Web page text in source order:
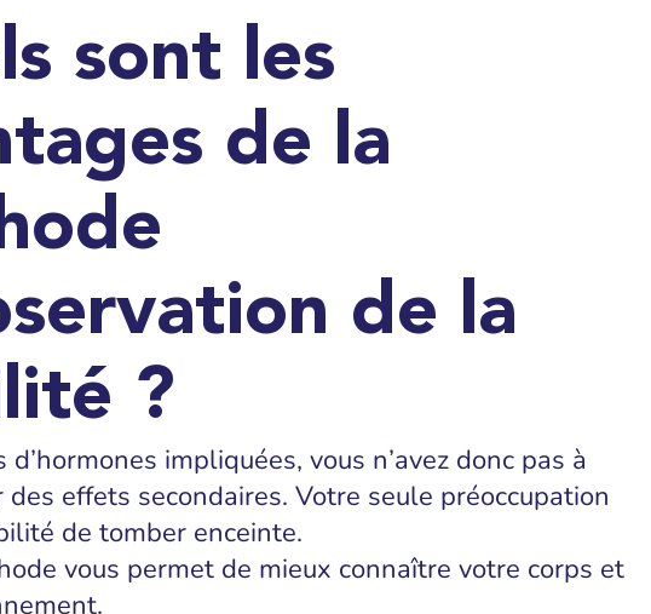
sont les
de la
de la
?
d’hormones impliquées, vous n’avez donc pas à
des effets secondaires. Votre seule préoccupation
de tomber enceinte.
vous permet de mieux connaître votre corps et